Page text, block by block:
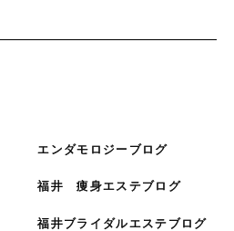
エンダモロジーブログ
福井 痩身エステブログ
福井ブライダルエステブログ